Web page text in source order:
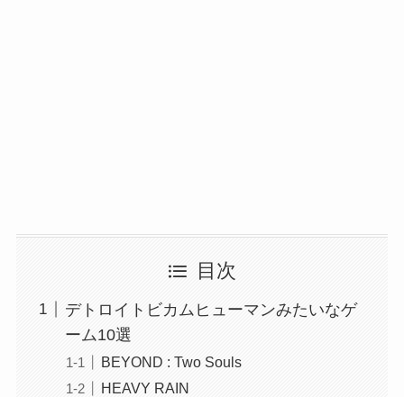
目次
デトロイトビカムヒューマンみたいなゲ
ーム10選
BEYOND : Two Souls
HEAVY RAIN